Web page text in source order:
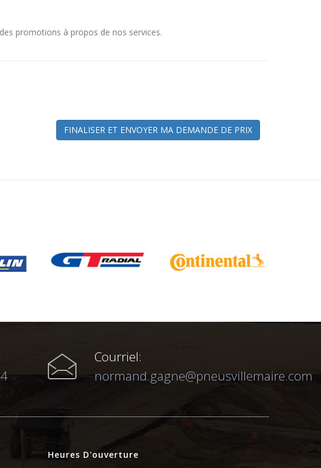
promotions à propos de nos services.
FINALISER ET ENVOYER MA DEMANDE DE PRIX
Courriel:
normand.gagne@pneusvillemaire.com
Heures D'ouverture